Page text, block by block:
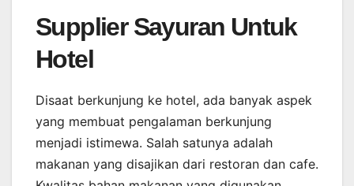
Supplier Sayuran Untuk
Hotel
Disaat berkunjung ke hotel, ada banyak aspek
yang membuat pengalaman berkunjung
menjadi istimewa. Salah satunya adalah
makanan yang disajikan dari restoran dan cafe.